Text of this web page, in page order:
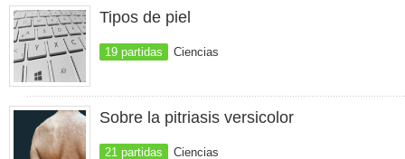
Tipos de piel
19 partidas Ciencias
Sobre la pitriasis versicolor
21 partidas Ciencias